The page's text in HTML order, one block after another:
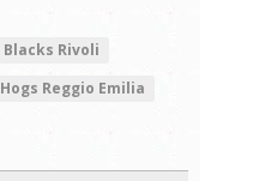
Blacks Rivoli
Hogs Reggio Emilia